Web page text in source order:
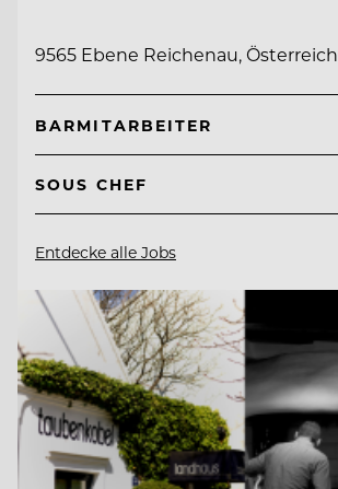
9565 Ebene Reichenau, Österreich
BARMITARBEITER
SOUS CHEF
Entdecke alle Jobs